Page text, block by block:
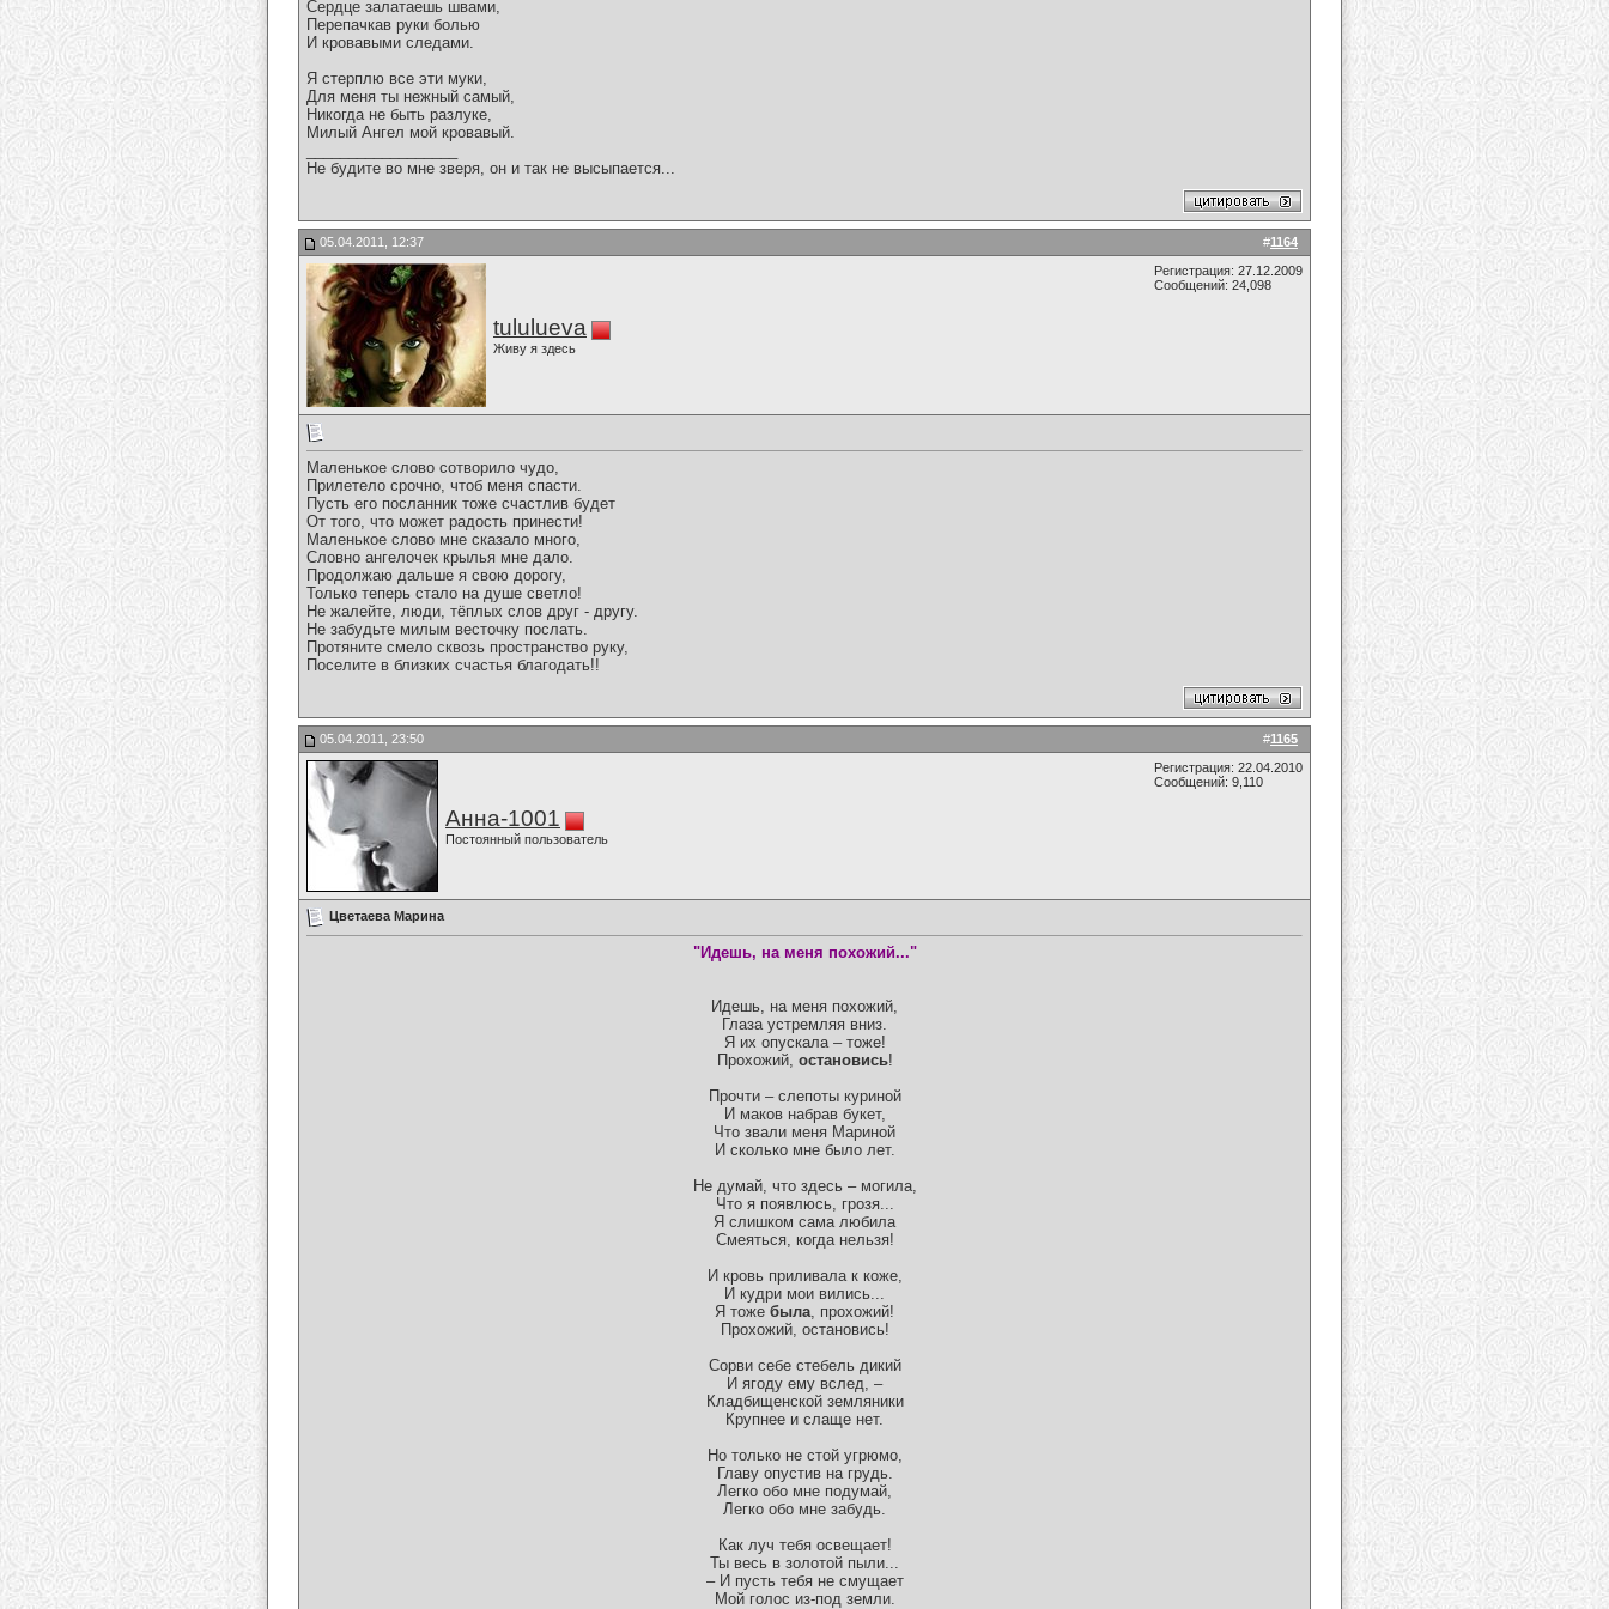
Сердце залатаешь швами,
Перепачкав руки болью
И кровавыми следами.
Я стерплю все эти муки,
Для меня ты нежный самый,
Никогда не быть разлуке,
Милый Ангел мой кровавый.
Не будите во мне зверя, он и так не высыпается...
#1164
05.04.2011, 12:37
tululueva
Живу я здесь
Регистрация: 27.12.2009
Сообщений: 24,098
Маленькое слово сотворило чудо,
Прилетело срочно, чтоб меня спасти.
Пусть его посланник тоже счастлив будет
От того, что может радость принести!
Маленькое слово мне сказало много,
Словно ангелочек крылья мне дало.
Продолжаю дальше я свою дорогу,
Только теперь стало на душе светло!
Не жалейте, люди, тёплых слов друг - другу.
Не забудьте милым весточку послать.
Протяните смело сквозь пространство руку,
Поселите в близких счастья благодать!!
#1165
05.04.2011, 23:50
Анна-1001
Постоянный пользователь
Регистрация: 22.04.2010
Сообщений: 9,110
Цветаева Марина
"Идешь, на меня похожий..."
Идешь, на меня похожий,
Глаза устремляя вниз.
Я их опускала – тоже!
Прохожий, остановись!
Прочти – слепоты куриной
И маков набрав букет,
Что звали меня Мариной
И сколько мне было лет.
Не думай, что здесь – могила,
Что я появлюсь, грозя...
Я слишком сама любила
Смеяться, когда нельзя!
И кровь приливала к коже,
И кудри мои вились...
Я тоже была, прохожий!
Прохожий, остановись!
Сорви себе стебель дикий
И ягоду ему вслед, –
Кладбищенской земляники
Крупнее и слаще нет.
Но только не стой угрюмо,
Главу опустив на грудь.
Легко обо мне подумай,
Легко обо мне забудь.
Как луч тебя освещает!
Ты весь в золотой пыли...
– И пусть тебя не смущает
Мой голос из-под земли.